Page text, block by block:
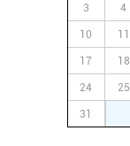
3 4
10 11
17 18
24 25
31